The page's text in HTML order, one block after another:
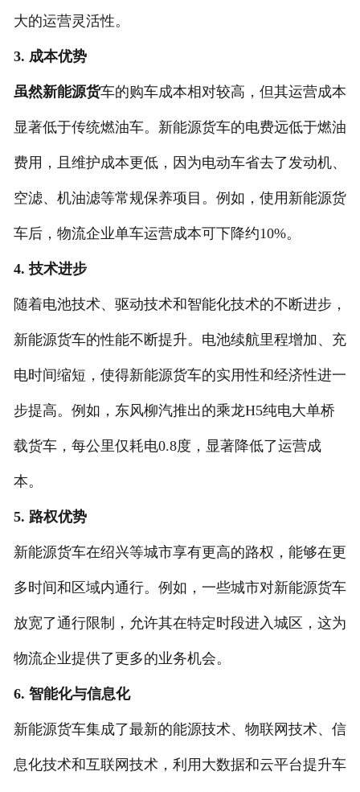
大的运营灵活性。
3. 成本优势
虽然新能源货车的购车成本相对较高，但其运营成本
显著低于传统燃油车。新能源货车的电费远低于燃油
费用，且维护成本更低，因为电动车省去了发动机、
空滤、机油滤等常规保养项目。例如，使用新能源货
车后，物流企业单车运营成本可下降约10%。
4. 技术进步
随着电池技术、驱动技术和智能化技术的不断进步，
新能源货车的性能不断提升。电池续航里程增加、充
电时间缩短，使得新能源货车的实用性和经济性进一
步提高。例如，东风柳汽推出的乘龙H5纯电大单桥
载货车，每公里仅耗电0.8度，显著降低了运营成
本。
5. 路权优势
新能源货车在绍兴等城市享有更高的路权，能够在更
多时间和区域内通行。例如，一些城市对新能源货车
放宽了通行限制，允许其在特定时段进入城区，这为
物流企业提供了更多的业务机会。
6. 智能化与信息化
新能源货车集成了最新的能源技术、物联网技术、信
息化技术和互联网技术，利用大数据和云平台提升车